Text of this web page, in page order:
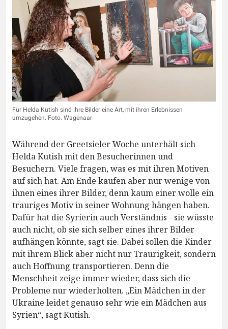
Für Helda Kutish sind ihre Bilder eine Art, mit ihren Erlebnissen
umzugehen. Foto: Wagenaar
Während der Greetsieler Woche unterhält sich
Helda Kutish mit den Besucherinnen und
Besuchern. Viele fragen, was es mit ihren Motiven
auf sich hat. Am Ende kaufen aber nur wenige von
ihnen eines ihrer Bilder, denn kaum einer wolle ein
trauriges Motiv in seiner Wohnung hängen haben.
Dafür hat die Syrierin auch Verständnis - sie wüsste
auch nicht, ob sie sich selber eines ihrer Bilder
aufhängen könnte, sagt sie. Dabei sollen die Kinder
mit ihrem Blick aber nicht nur Traurigkeit, sondern
auch Hoffnung transportieren. Denn die
Menschheit zeige immer wieder, dass sich die
Probleme nur wiederholten. „Ein Mädchen in der
Ukraine leidet genauso sehr wie ein Mädchen aus
Syrien“, sagt Kutish.